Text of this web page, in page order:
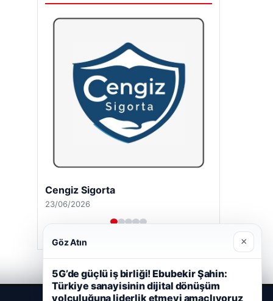
Cengiz Sigorta
23/06/2026
Göz Atın ×
5G’de güçlü iş birliği! Ebubekir Şahin:
Türkiye sanayisinin dijital dönüşüm
yolculuğuna liderlik etmeyi amaçlıyoruz